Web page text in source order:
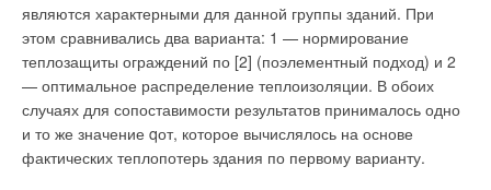
являются характерными для данной группы зданий. При
этом сравнивались два варианта: 1 — нормирование
теплозащиты ограждений по [2] (поэлементный подход) и 2
— оптимальное распределение теплоизоляции. В обоих
случаях для сопоставимости результатов принималось одно
и то же значение qот, которое вычислялось на основе
фактических теплопотерь здания по первому варианту.
Уведомления отключены
Комментарии
В этой теме еще нет комментариев
комнатах, где никого нет. Свежий охлажденный и/или
увлажненный воздух нужно подавать в одну-две комнаты.
Соответственно снижается требуемая мощность
оборудования, скажем, до 10 кВт. Это дает возможность
значительно снизить капитальные затраты, но сохранить
уровень комфорта, при условии, что система обслуживает
только помещения с людьми, а теплопоступления из